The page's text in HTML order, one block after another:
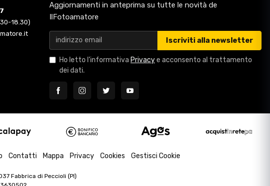
18.30)
Aggiornamenti in anteprima su tutte le novità de
IlFotoamatore
Iscriviti alla newsletter
Ho letto l'informativa Privacye acconsento al trattamento
dei dati.
Contatti Mappa Privacy Cookies Gestisci Cookie
Fabbrica di Peccioli (PI)